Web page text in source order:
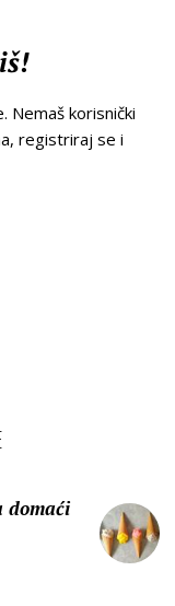
Nemaš korisnički
registriraj se i
domaći